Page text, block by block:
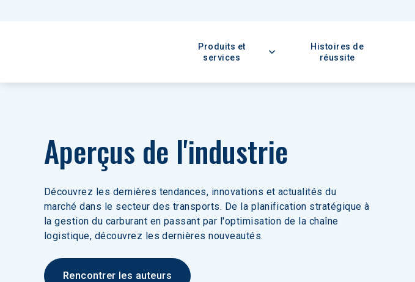
Produits et
services
Histoires de
réussite
Aperçus de l'industrie
Découvrez les dernières tendances, innovations et actualités du
marché dans le secteur des transports. De la planification stratégique à
la gestion du carburant en passant par l'optimisation de la chaîne
logistique, découvrez les dernières nouveautés.
Rencontrer les auteurs